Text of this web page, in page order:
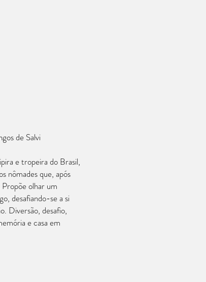
de Salvi
e tropeira do Brasil,
nômades que, após
Propõe olhar um
desafiando-se a si
Diversão, desafio,
e casa em